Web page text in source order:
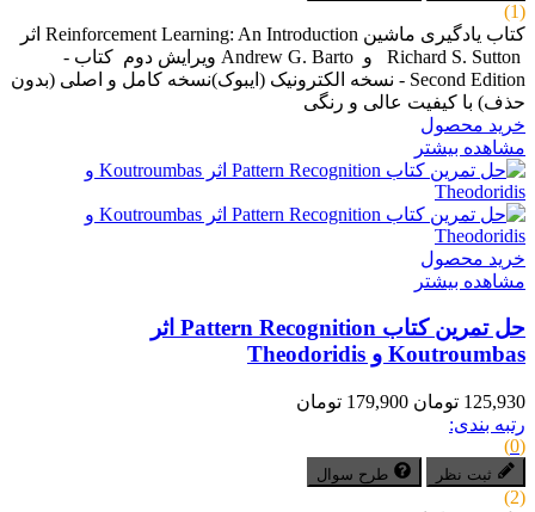
(1)
کتاب یادگیری ماشین Reinforcement Learning: An Introduction اثر
Richard S. Sutton و Andrew G. Barto ویرایش دوم کتاب -
Second Edition - نسخه الکترونیک (ایبوک)نسخه کامل و اصلی (بدون
حذف) با کیفیت عالی و رنگی
خرید محصول
مشاهده بیشتر
خرید محصول
مشاهده بیشتر
حل تمرین کتاب Pattern Recognition اثر
Koutroumbas و Theodoridis
125,930 تومان
179,900 تومان
رتبه بندی:
(0)
ثبت نظر طرح سوال
(2)